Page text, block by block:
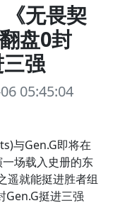
无畏契
盘0封
强
05:45:04
与Gen.G即将在
场载入史册的东
遥就能挺进胜者组
Gen.G挺进三强